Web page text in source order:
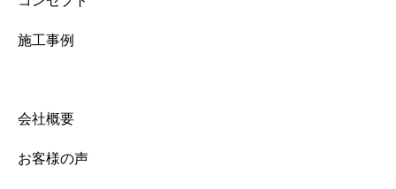
施工事例
会社概要
お客様の声